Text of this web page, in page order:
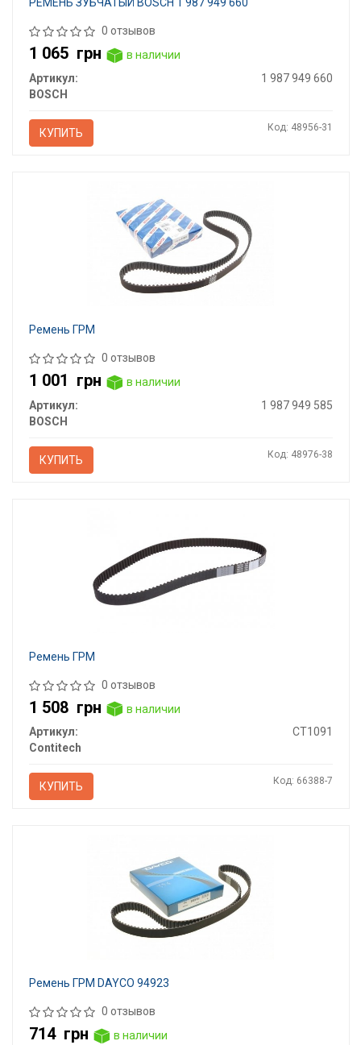
0 отзывов
1 065 грн
в наличии
Артикул:
1 987 949 660
BOSCH
КУПИТЬ Код: 48956-31
Ремень ГРМ
0 отзывов
1 001 грн
в наличии
Артикул:
1 987 949 585
BOSCH
КУПИТЬ Код: 48976-38
Ремень ГРМ
0 отзывов
1 508 грн
в наличии
Артикул:
CT1091
Contitech
КУПИТЬ Код: 66388-7
Ремень ГРМ DAYCO 94923
0 отзывов
714 грн
в наличии